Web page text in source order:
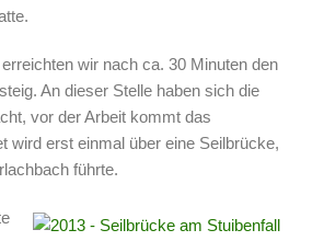
wir nach ca. 30 Minuten den
An dieser Stelle haben sich die
vor der Arbeit kommt das
wird erst einmal über eine Seilbrücke,
führte.